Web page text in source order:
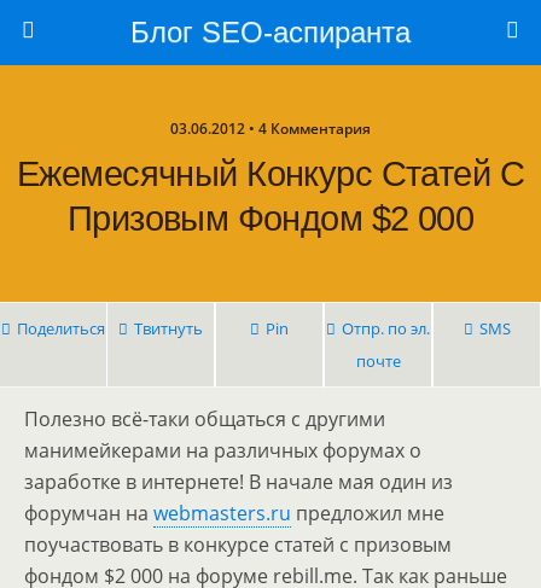
Блог SEO-аспиранта
03.06.2012 • 4 Комментария
Ежемесячный Конкурс Статей С
Призовым Фондом $2 000
Поделиться Твитнуть Pin
Отпр. по эл.
почте
SMS
Полезно всё-таки общаться с другими
манимейкерами на различных форумах о
заработке в интернете! В начале мая один из
форумчан на webmasters.ru предложил мне
поучаствовать в конкурсе статей с призовым
фондом $2 000 на форуме rebill.me. Так как раньше